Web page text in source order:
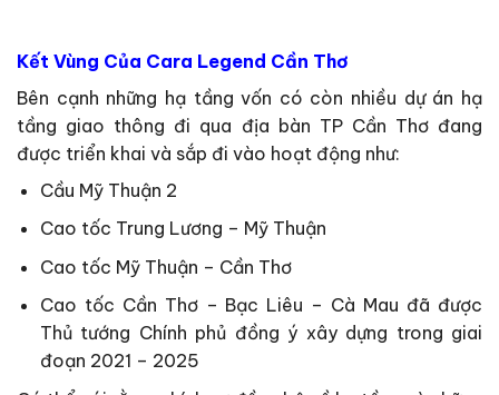
Kết Vùng Của Cara Legend Cần Thơ
Bên cạnh những hạ tầng vốn có còn nhiều dự án hạ
tầng giao thông đi qua địa bàn TP Cần Thơ đang
được triển khai và sắp đi vào hoạt động như:
Cầu Mỹ Thuận 2
Cao tốc Trung Lương – Mỹ Thuận
Cao tốc Mỹ Thuận – Cần Thơ
Cao tốc Cần Thơ – Bạc Liêu – Cà Mau đã được
Thủ tướng Chính phủ đồng ý xây dựng trong giai
đoạn 2021 – 2025